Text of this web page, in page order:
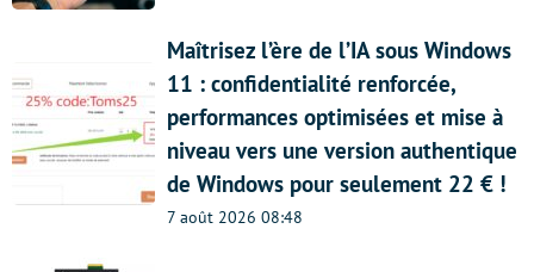
Maîtrisez l’ère de l’IA sous Windows
11 : confidentialité renforcée,
performances optimisées et mise à
niveau vers une version authentique
de Windows pour seulement 22 € !
7 août 2026 08:48